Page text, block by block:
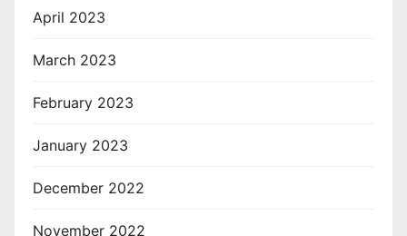
April 2023
March 2023
February 2023
January 2023
December 2022
November 2022